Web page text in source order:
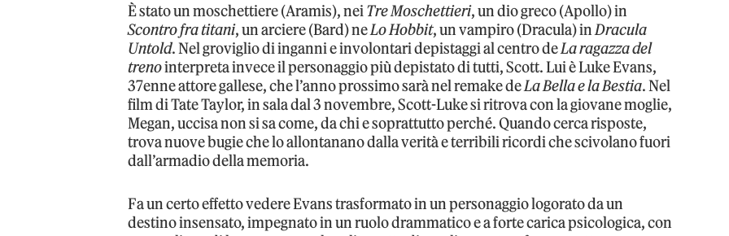
È stato un moschettiere (Aramis), neiTre Moschettieri, un dio greco (Apollo) in
Scontro fra titani, un arciere (Bard) neLo Hobbit, un vampiro (Dracula) inDracula
Untold. Nel groviglio di inganni e involontari depistaggi al centro deLa ragazza del
trenointerpreta invece il personaggio più depistato di tutti, Scott. Lui è Luke Evans,
37enne attore gallese, che l’anno prossimo sarà nel remake deLa Bella e la Bestia. Nel
film di Tate Taylor, in sala dal 3 novembre, Scott-Luke si ritrova con la giovane moglie,
Megan, uccisa non si sa come, da chi e soprattutto perché. Quando cerca risposte,
trova nuove bugie che lo allontanano dalla verità e terribili ricordi che scivolano fuori
dall’armadio della memoria.
Fa un certo effetto vedere Evans trasformato in un personaggio logorato da un
destino insensato, impegnato in un ruolo drammatico e a forte carica psicologica, con